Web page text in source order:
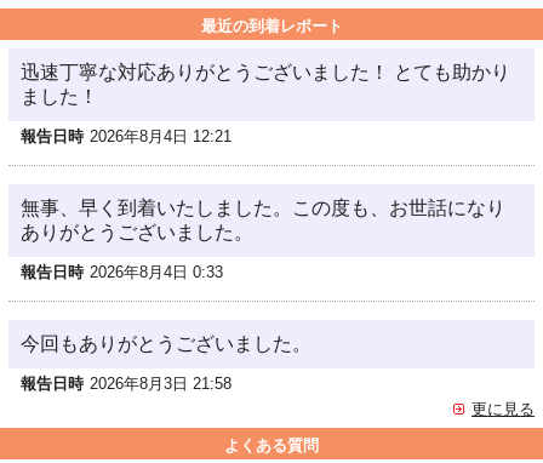
最近の到着レポート
迅速丁寧な対応ありがとうございました！ とても助かり
ました！
報告日時 2026年8月4日 12:21
無事、早く到着いたしました。この度も、お世話になり
ありがとうございました。
報告日時 2026年8月4日 0:33
今回もありがとうございました。
報告日時 2026年8月3日 21:58
更に見る
よくある質問